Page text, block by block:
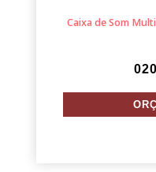
Caixa de Som